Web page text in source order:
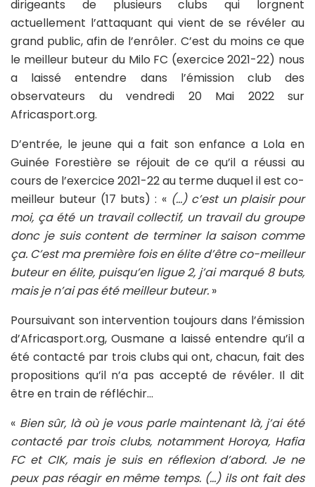
dirigeants de plusieurs clubs qui lorgnent
actuellement l’attaquant qui vient de se révéler au
grand public, afin de l’enrôler. C’est du moins ce que
le meilleur buteur du Milo FC (exercice 2021-22) nous
a laissé entendre dans l’émission club des
observateurs du vendredi 20 Mai 2022 sur
Africasport.org.
D’entrée, le jeune qui a fait son enfance a Lola en
Guinée Forestière se réjouit de ce qu’il a réussi au
cours de l’exercice 2021-22 au terme duquel il est co-
meilleur buteur (17 buts) : « (…) c’est un plaisir pour
moi, ça été un travail collectif, un travail du groupe
donc je suis content de terminer la saison comme
ça. C’est ma première fois en élite d’être co-meilleur
buteur en élite, puisqu’en ligue 2, j’ai marqué 8 buts,
mais je n’ai pas été meilleur buteur. »
Poursuivant son intervention toujours dans l’émission
d’Africasport.org, Ousmane a laissé entendre qu’il a
été contacté par trois clubs qui ont, chacun, fait des
propositions qu’il n’a pas accepté de révéler. Il dit
être en train de réfléchir…
« Bien sûr, là où je vous parle maintenant là, j’ai été
contacté par trois clubs, notamment Horoya, Hafia
FC et CIK, mais je suis en réflexion d’abord. Je ne
peux pas réagir en même temps. (…) ils ont fait des